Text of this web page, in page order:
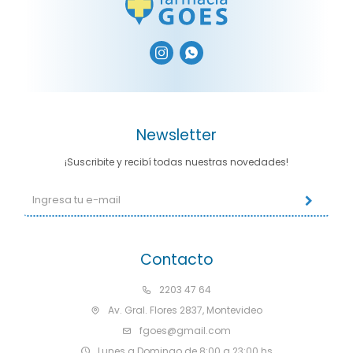
 
Contacto
2203 47 64
Av. Gral. Flores 2837, Montevideo
fgoes@gmail.com
Newsletter
¡Suscribite y recibí todas nuestras novedades!